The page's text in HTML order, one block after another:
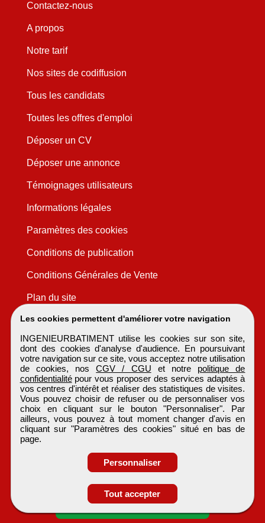
Obtenir ses
coordonnées
Les cookies permettent d'améliorer votre navigation
INGENIEURBATIMENT utilise les cookies sur son site,
dont des cookies d'analyse d'audience. En poursuivant
votre navigation sur ce site, vous acceptez notre utilisation
de cookies, nosCGV / CGU et notre politique de
confidentialitépour vous proposer des services adaptés à
vos centres d'intérêt et réaliser des statistiques de visites.
Vous pouvez choisir de refuser ou de personnaliser vos
choix en cliquant sur le bouton "Personnaliser". Par
ailleurs, vous pouvez à tout moment changer d'avis en
cliquant sur "Paramètres des cookies" situé en bas de
page.
Personnaliser
Tout accepter
Contactez-nous
A propos
Notre tarif
Nos sites de codiffusion
Tous les candidats
Toutes les offres d'emploi
Déposer un CV
Déposer une annonce
Témoignages utilisateurs
Informations légales
Paramètres des cookies
Conditions de publication
Conditions Générales de Vente
Plan du site
INGENIEURBATIMENT
Tous droits réservés © 1999 - 2026